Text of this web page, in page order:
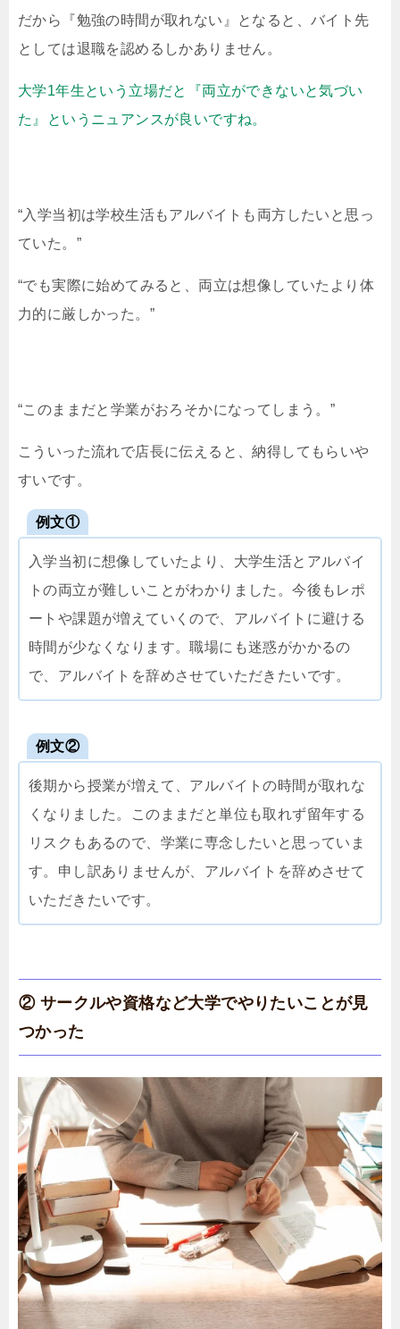
だから『勉強の時間が取れない』となると、バイト先
としては退職を認めるしかありません。
大学1年生という立場だと『両立ができないと気づい
た』というニュアンスが良いですね。
“入学当初は学校生活もアルバイトも両方したいと思っ
ていた。”
“でも実際に始めてみると、両立は想像していたより体
力的に厳しかった。”
“このままだと学業がおろそかになってしまう。”
こういった流れで店長に伝えると、納得してもらいや
すいです。
例文①
入学当初に想像していたより、大学生活とアルバイ
トの両立が難しいことがわかりました。今後もレポ
ートや課題が増えていくので、アルバイトに避ける
時間が少なくなります。職場にも迷惑がかかるの
で、アルバイトを辞めさせていただきたいです。
例文②
後期から授業が増えて、アルバイトの時間が取れな
くなりました。このままだと単位も取れず留年する
リスクもあるので、学業に専念したいと思っていま
す。申し訳ありませんが、アルバイトを辞めさせて
いただきたいです。
② サークルや資格など大学でやりたいことが見
つかった